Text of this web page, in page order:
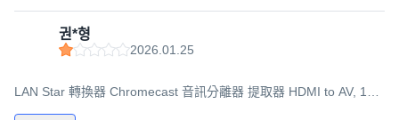
권*형
2026.01.25
LAN Star 轉換器 Chromecast 音訊分離器 提取器 HDMI to AV, 1個,